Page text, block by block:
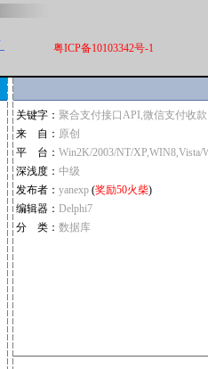
粤ICP备10103342号-1
关键字： 聚合支付接口API,微信支付收
来 自： 原创
平 台： Win2K/2003/NT/XP,WIN8,Vista/
深浅度： 中级
发布者： yanexp (奖励50火柴)
编辑器： Delphi7
分 类： 数据库